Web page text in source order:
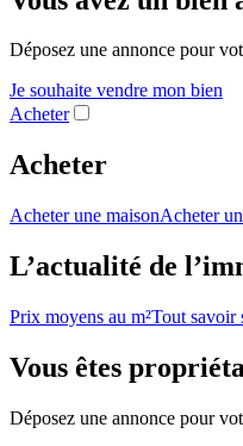
Déposez une annonce pour
Je souhaite vendre mon bien
Acheter
Acheter
Acheter une maisonAcheter
L’actualité de
Prix moyens au m²Tout savoir
Vous êtes
Déposez une annonce pour